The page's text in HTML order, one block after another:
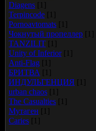
Diagens
[1]
Terpincode
[1]
Pornoavtomats
[1]
Чокнутый пропеллер
[1]
TANZILIT
[1]
Unity of Inferior
[1]
Anti-Flag
[1]
БРИТВА
[1]
ИНДУЛЬГЕНЦИЯ
[1]
urban chaos
[1]
The Casualties
[1]
Мутаген
[1]
Сaries
[1]